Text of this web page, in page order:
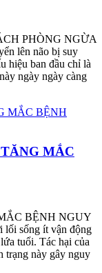
PHÒNG NGỪA
lên não bị suy
hiệu ban đầu chỉ là
ngày ngày càng
MẮC
BỆNH NGUY
lối sống ít vận động
tuổi. Tác hại của
trạng này gây nguy